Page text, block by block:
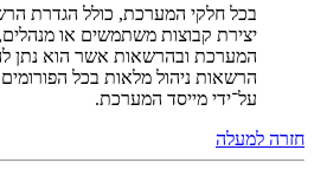
בכל חלקי המערכת, כולל הגדרת
יצירת קבוצות משתמשים או
המערכת ובהרשאות אשר הוא נתן
הרשאות ניהול מלאות בכל
על־ידי מייסד המערכת.
חזרה למעלה